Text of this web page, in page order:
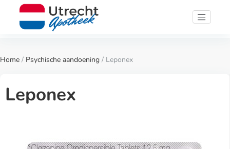
Home / Psychische aandoening / Leponex
Leponex